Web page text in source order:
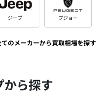
ジープ プジョー
のメーカーから買取相場を探す
から探す